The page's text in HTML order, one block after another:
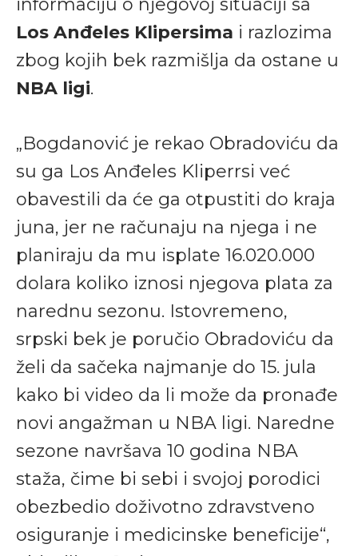
informaciju o njegovoj situaciji sa
Los Anđeles Klipersima i razlozima
zbog kojih bek razmišlja da ostane u
NBA ligi.
„Bogdanović je rekao Obradoviću da
su ga Los Anđeles Kliperrsi već
obavestili da će ga otpustiti do kraja
juna, jer ne računaju na njega i ne
planiraju da mu isplate 16.020.000
dolara koliko iznosi njegova plata za
narednu sezonu. Istovremeno,
srpski bek je poručio Obradoviću da
želi da sačeka najmanje do 15. jula
kako bi video da li može da pronađe
novi angažman u NBA ligi. Naredne
sezone navršava 10 godina NBA
staža, čime bi sebi i svojoj porodici
obezbedio doživotno zdravstveno
osiguranje i medicinske beneficije“,